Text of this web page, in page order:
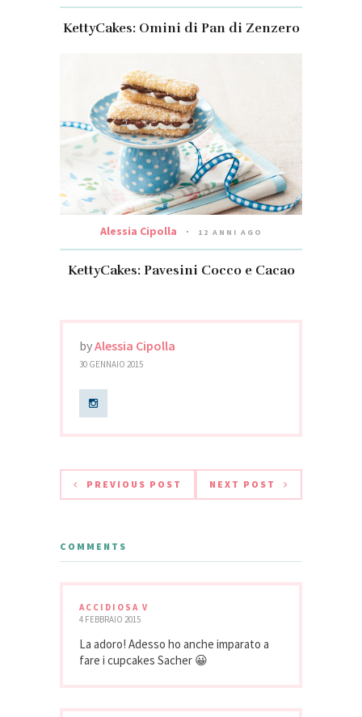
KettyCakes: Omini di Pan di Zenzero
Alessia Cipolla 12 ANNI AGO
KettyCakes: Pavesini Cocco e Cacao
byAlessia Cipolla
30 GENNAIO 2015
PREVIOUS POST NEXT POST
COMMENTS
ACCIDIOSA V
4 FEBBRAIO 2015
La adoro! Adesso ho anche imparato a
fare i cupcakes Sacher 😀